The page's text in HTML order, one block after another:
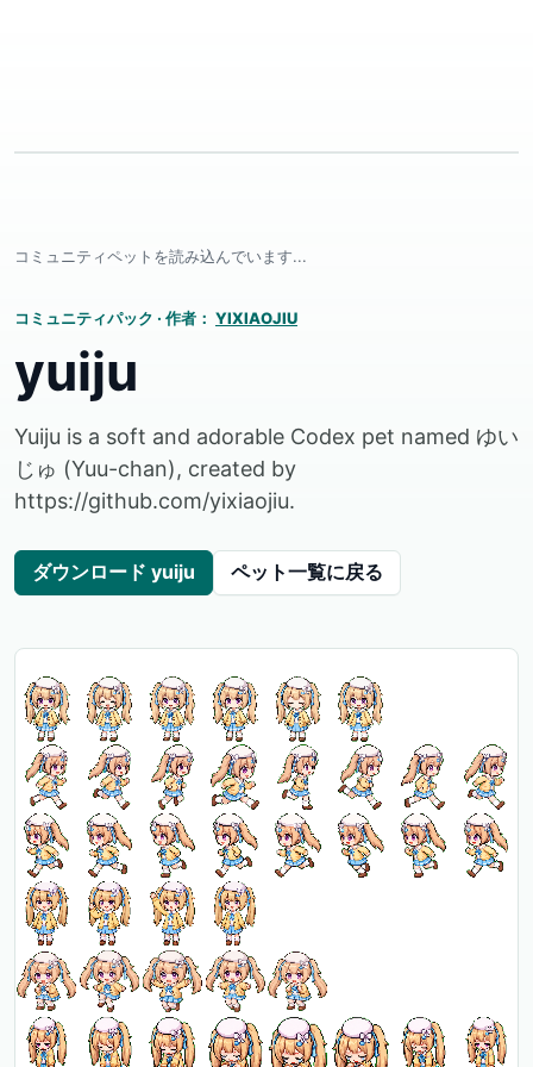
コミュニティペットを読み込んでいます...
コミュニティパック · 作者： YIXIAOJIU
yuiju
Yuiju is a soft and adorable Codex pet named ゆい
じゅ (Yuu-chan), created by
https://github.com/yixiaojiu.
ダウンロード yuiju ペット一覧に戻る